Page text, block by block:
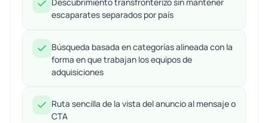
Descubrimiento transfronterizo sin mantener
escaparates separados por país
Búsqueda basada en categorías alineada con la
forma en que trabajan los equipos de
adquisiciones
Ruta sencilla de la vista del anuncio al mensaje o
CTA